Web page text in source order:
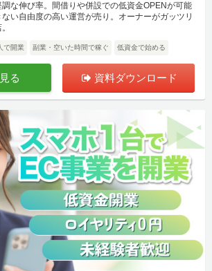
な伸び率。間借りや併設での低資金OPENが可能
い自由度の高い運営が売り。オーナーがガッツリ
で開業 副業・空いた時間で稼ぐ 低資金で始める
る 資料ダウンロード